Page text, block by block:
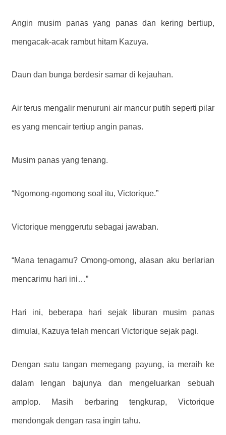
Angin musim panas yang panas dan kering bertiup,
mengacak-acak rambut hitam Kazuya.
Daun dan bunga berdesir samar di kejauhan.
Air terus mengalir menuruni air mancur putih seperti pilar
es yang mencair tertiup angin panas.
Musim panas yang tenang.
“Ngomong-ngomong soal itu, Victorique.”
Victorique menggerutu sebagai jawaban.
“Mana tenagamu? Omong-omong, alasan aku berlarian
mencarimu hari ini…”
Hari ini, beberapa hari sejak liburan musim panas
dimulai, Kazuya telah mencari Victorique sejak pagi.
Dengan satu tangan memegang payung, ia meraih ke
dalam lengan bajunya dan mengeluarkan sebuah
amplop. Masih berbaring tengkurap, Victorique
mendongak dengan rasa ingin tahu.